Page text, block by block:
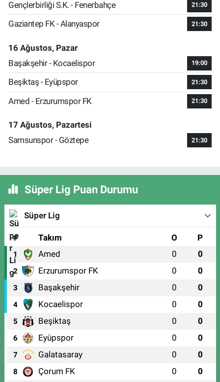
Gençlerbirliği S.K. - Fenerbahçe 21:30
Gaziantep FK - Alanyaspor 21:30
16 Ağustos, Pazar
Başakşehir - Kocaelispor
19:00
Beşiktaş - Eyüpspor 21:30
Amed - Erzurumspor FK 21:30
17 Ağustos, Pazartesi
Samsunspor - Göztepe
21:30
Süper Lig Puan Durumu
Süper Lig
# Takım O P
1 Amed 0 0
2 Erzurumspor FK 0 0
3 Başakşehir 0 0
4 Kocaelispor 0 0
5 Beşiktaş 0 0
6 Eyüpspor 0 0
7 Galatasaray 0 0
8 Çorum FK 0 0